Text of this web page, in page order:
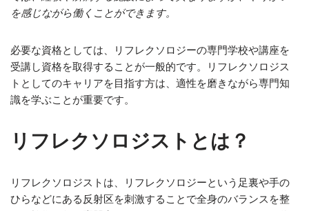
を感じながら働くことができます。
必要な資格としては、リフレクソロジーの専門学校や講座を
受講し資格を取得することが一般的です。リフレクソロジス
トとしてのキャリアを目指す方は、適性を磨きながら専門知
識を学ぶことが重要です。
リフレクソロジストとは？
リフレクソロジストは、リフレクソロジーという足裏や手の
ひらなどにある反射区を刺激することで全身のバランスを整